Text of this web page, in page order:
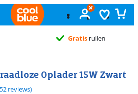
Oplader 15W Zwart
gebaseerd op 52 reviews.
reviews)